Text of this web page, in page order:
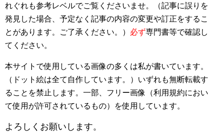
れぐれも参考レベルでご覧くださいませ。（記事に誤りを
発見した場合、予定なく記事の内容の変更や訂正をするこ
とがあります。ご了承ください。） 必ず専門書等で確認し
てください。
本サイトで使用している画像の多くは私が書いています。
（ドット絵は全て自作しています。）いずれも無断転載す
ることを禁止します。一部、フリー画像（利用規約におい
て使用が許可されているもの）を使用しています。
よろしくお願いします。